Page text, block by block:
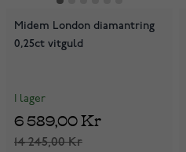
Midem London diamantring
0,25ct vitguld
I lager
14 245,00 Kr
6 589,00 Kr